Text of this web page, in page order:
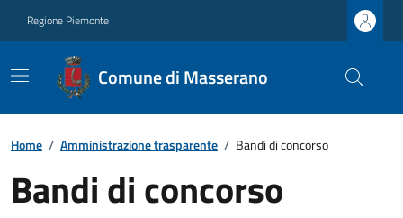
Regione Piemonte
Comune di Masserano
Home / Amministrazione trasparente / Bandi di concorso
Bandi di concorso